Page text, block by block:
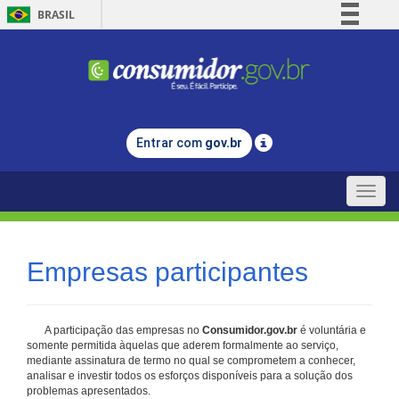
BRASIL
Comunica BR
Legislação
Entrar com gov.br
Toggle
Empresas participantes
A participação das empresas no Consumidor.gov.br é voluntária e
somente permitida àquelas que aderem formalmente ao serviço,
mediante assinatura de termo no qual se comprometem a conhecer,
analisar e investir todos os esforços disponíveis para a solução dos
problemas apresentados.